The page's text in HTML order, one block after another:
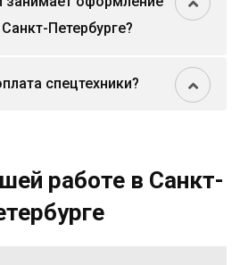
Петербурге?
спецтехники?
работе в Санкт-